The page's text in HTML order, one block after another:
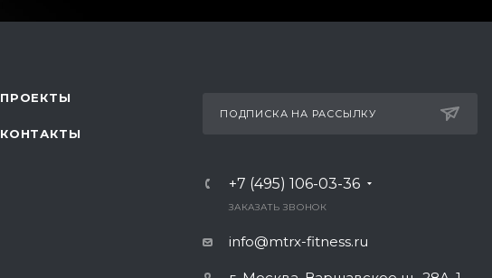
ПРОЕКТЫ
КОНТАКТЫ
ПОДПИСКА НА РАССЫЛКУ
+7 (495) 106-03-36
ЗАКАЗАТЬ ЗВОНОК
info@mtrx-fitness.ru